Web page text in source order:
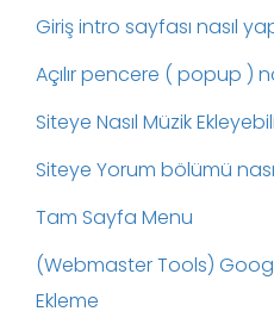
Giriş intro sayfası nasıl
Açılır pencere ( popup )
Siteye Nasıl Müzik
Siteye Yorum bölümü
Tam Sayfa Menu
(Webmaster Tools)
Ekleme